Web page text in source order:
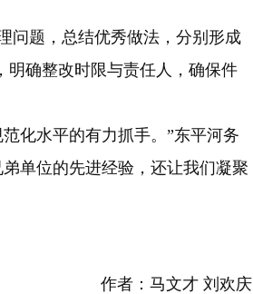
题，总结优秀做法，分别形成
明确整改时限与责任人，确保件
化水平的有力抓手。”东平河务
单位的先进经验，还让我们凝聚
作者：马文才 刘欢庆